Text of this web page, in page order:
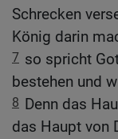
Schrecken
König darin
7 so spricht
bestehen und
8 Denn das
das Haupt von